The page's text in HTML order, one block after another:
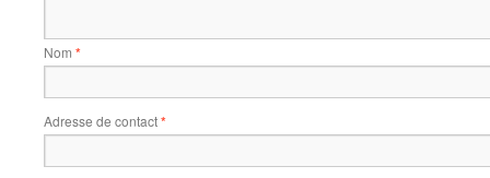
Nom *
Adresse de contact*